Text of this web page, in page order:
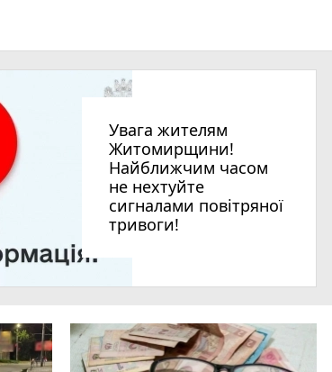
Увага жителям
Житомирщини!
Найближчим часом
не нехтуйте
сигналами повітряної
тривоги!